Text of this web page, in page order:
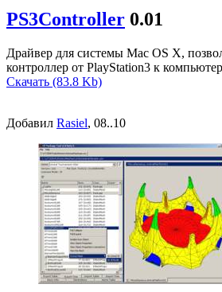
PS3Controller 0.01
Драйвер для системы Mac OS X,
контроллер от PlayStation3 к
Скачать (83.8 Kb)
Добавил Rasiel, 08..10